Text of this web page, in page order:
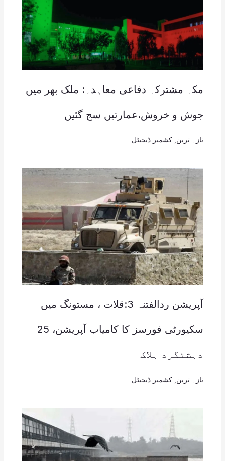
مکہ مشترکہ دفاعی معاہدہ: ملک بھر میں
جوش و خروش،عمارتیں سج گئیں
تازہ ترین کشمیر ڈیجیٹل
آپریشن ردالفتنہ 3:قلات ، مستونگ میں
سکیورٹی فورسز کا کامیاب آپریشن، 25
دہشتگرد ہلاک
تازہ ترین کشمیر ڈیجیٹل